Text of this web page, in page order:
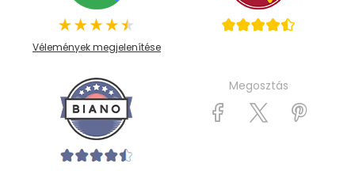
Vélemények megjelenítése
Megosztás